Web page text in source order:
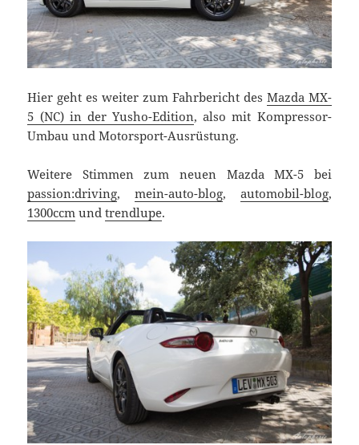
Hier geht es weiter zum Fahrbericht des Mazda MX-
5 (NC) in der Yusho-Edition, also mit Kompressor-
Umbau und Motorsport-Ausrüstung.
Weitere Stimmen zum neuen Mazda MX-5 bei
passion:driving, mein-auto-blog, automobil-blog,
1300ccm undtrendlupe.